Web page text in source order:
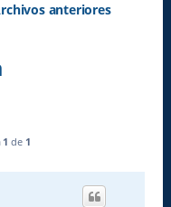
anteriores
1 de 1